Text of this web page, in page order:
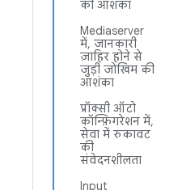
की आशंका
Mediaserver
में, जानकारी
ज़ाहिर होने से
जुड़ी जोखिम की
आशंका
प्रॉक्सी ऑटो
कॉन्फ़िगरेशन में,
सेवा में रुकावट
की
संवेदनशीलता
Input